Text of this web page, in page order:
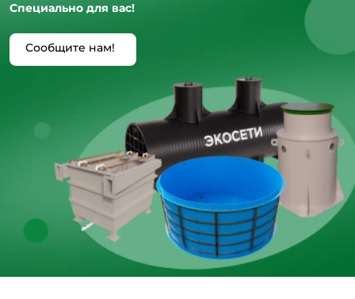
Специально для вас!
Сообщите нам!